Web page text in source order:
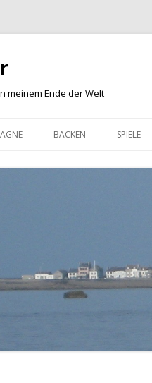
meinem Ende der Welt
BACKEN SPIELE